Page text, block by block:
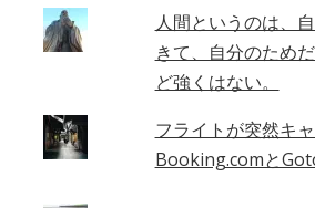
人間というのは、
きて、自分のため
ど強くはない。
フライトが突然キャ
Booking.comと